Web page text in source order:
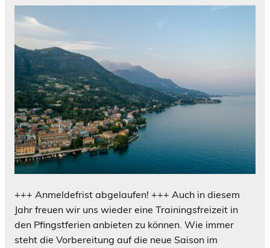
+++ Anmeldefrist abgelaufen! +++ Auch in diesem
Jahr freuen wir uns wieder eine Trainingsfreizeit in
den Pfingstferien anbieten zu können. Wie immer
steht die Vorbereitung auf die neue Saison im